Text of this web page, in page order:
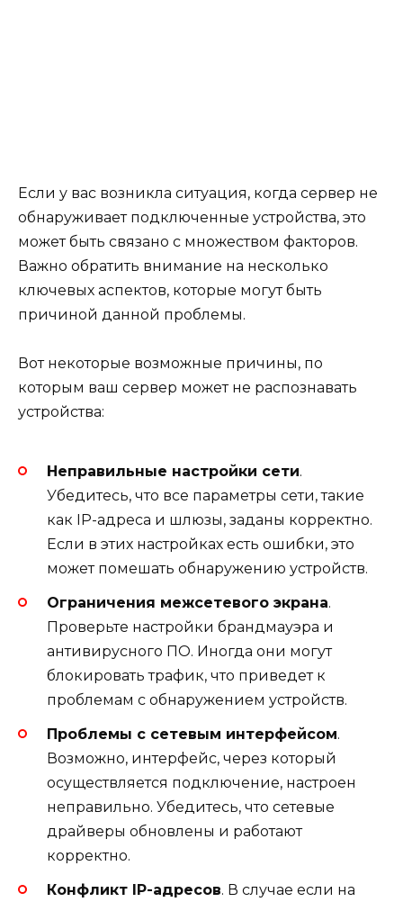
Если у вас возникла ситуация, когда сервер не
обнаруживает подключенные устройства, это
может быть связано с множеством факторов.
Важно обратить внимание на несколько
ключевых аспектов, которые могут быть
причиной данной проблемы.
Вот некоторые возможные причины, по
которым ваш сервер может не распознавать
устройства:
Неправильные настройки сети.
Убедитесь, что все параметры сети, такие
как IP-адреса и шлюзы, заданы корректно.
Если в этих настройках есть ошибки, это
может помешать обнаружению устройств.
Ограничения межсетевого экрана.
Проверьте настройки брандмауэра и
антивирусного ПО. Иногда они могут
блокировать трафик, что приведет к
проблемам с обнаружением устройств.
Проблемы с сетевым интерфейсом.
Возможно, интерфейс, через который
осуществляется подключение, настроен
неправильно. Убедитесь, что сетевые
драйверы обновлены и работают
корректно.
Конфликт IP-адресов. В случае если на